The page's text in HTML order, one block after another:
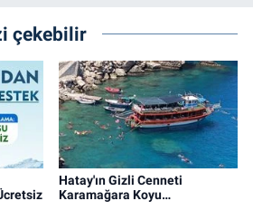
çekebilir
Hatay'ın Gizli Cenneti
Karamağara Koyu…